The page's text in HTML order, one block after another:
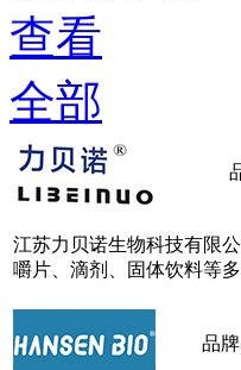
查看
全部
江苏力贝诺生物科技有限
嚼片、滴剂、固体饮料等
品牌